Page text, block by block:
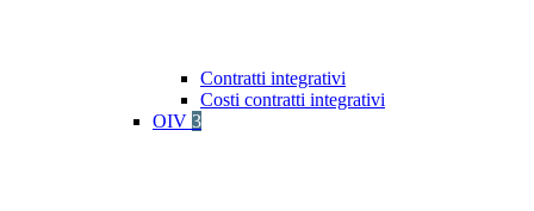
Contratti integrativi
Costi contratti integrativi
OIV 3